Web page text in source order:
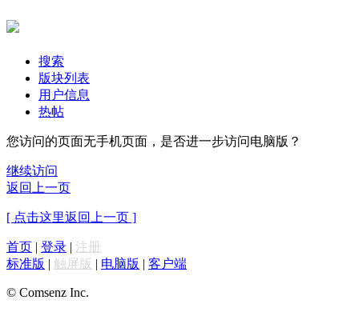
搜索
版块列表
用户信息
热帖
您访问的页面无手机页面，是否进一步访问电脑版？
继续访问
返回上一页
[ 点击这里返回上一页 ]
首页 | 登录 | 注册
标准版 | 触屏版 | 电脑版 | 客户端
© Comsenz Inc.